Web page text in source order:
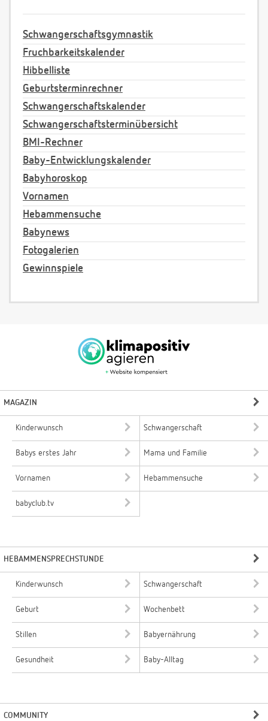
Schwangerschaftsgymnastik
Fruchbarkeitskalender
Hibbelliste
Geburtsterminrechner
Schwangerschaftskalender
Schwangerschaftsterminübersicht
BMI-Rechner
Baby-Entwicklungskalender
Babyhoroskop
Vornamen
Hebammensuche
Babynews
Fotogalerien
Gewinnspiele
MAGAZIN
Kinderwunsch Schwangerschaft
Babys erstes Jahr Mama und Familie
Vornamen Hebammensuche
babyclub.tv
HEBAMMENSPRECHSTUNDE
Kinderwunsch Schwangerschaft
Geburt Wochenbett
Stillen Babyernährung
Gesundheit Baby-Alltag
COMMUNITY